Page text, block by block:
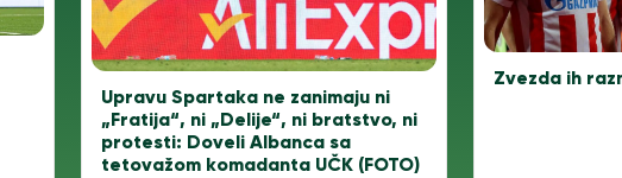
Upravu Spartaka ne zanimaju ni
„Fratija“, ni „Delije“, ni bratstvo, ni
protesti: Doveli Albanca sa
tetovažom komadanta UČK (FOTO)
Zvezda ih